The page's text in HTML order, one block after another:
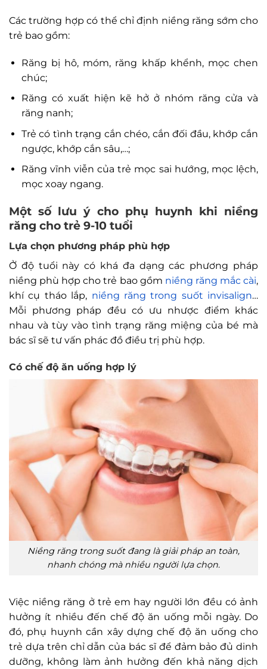
Các trường hợp có thể chỉ định niềng răng sớm cho
trẻ bao gồm:
Răng bị hô, móm, răng khấp khểnh, mọc chen
chúc;
Răng có xuất hiện kẽ hở ở nhóm răng cửa và
răng nanh;
Trẻ có tình trạng cắn chéo, cắn đối đầu, khớp cắn
ngược, khớp cắn sâu,…;
Răng vĩnh viễn của trẻ mọc sai hướng, mọc lệch,
mọc xoay ngang.
Một số lưu ý cho phụ huynh khi niềng
răng cho trẻ 9-10 tuổi
Lựa chọn phương pháp phù hợp
Ở độ tuổi này có khá đa dạng các phương pháp
niềng phù hợp cho trẻ bao gồm niềng răng mắc cài,
khí cụ tháo lắp, niềng răng trong suốt invisalign…
Mỗi phương pháp đều có ưu nhược điểm khác
nhau và tùy vào tình trạng răng miệng của bé mà
bác sĩ sẽ tư vấn phác đồ điều trị phù hợp.
Có chế độ ăn uống hợp lý
Niềng răng trong suốt đang là giải pháp an toàn,
nhanh chóng mà nhiều người lựa chọn.
Việc niềng răng ở trẻ em hay người lớn đều có ảnh
hưởng ít nhiều đến chế độ ăn uống mỗi ngày. Do
đó, phụ huynh cần xây dựng chế độ ăn uống cho
trẻ dựa trên chỉ dẫn của bác sĩ để đảm bảo đủ dinh
dưỡng, không làm ảnh hưởng đến khả năng dịch